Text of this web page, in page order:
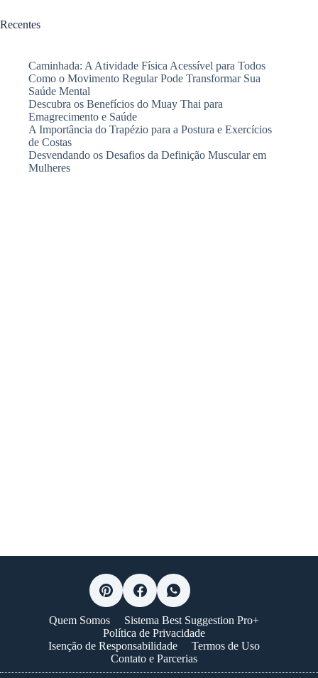
Recentes
Caminhada: A Atividade Física Acessível para Todos
Como o Movimento Regular Pode Transformar Sua
Saúde Mental
Descubra os Benefícios do Muay Thai para
Emagrecimento e Saúde
A Importância do Trapézio para a Postura e Exercícios
de Costas
Desvendando os Desafios da Definição Muscular em
Mulheres
Quem Somos
Sistema Best Suggestion Pro+
Política de Privacidade
Isenção de Responsabilidade
Termos de Uso
Contato e Parcerias